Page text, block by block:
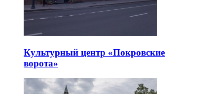
Культурный центр «Покровские
ворота»